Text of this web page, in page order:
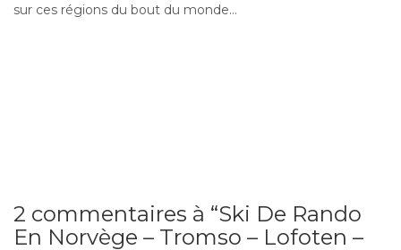
sur ces régions du bout du monde…
2 commentaires à “Ski De Rando
En Norvège – Tromso – Lofoten –